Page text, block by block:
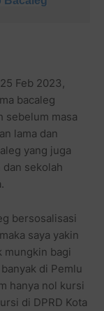
Feb 2023,
bacaleg
sebelum masa
lama dan
yang juga
sekolah
bersosalisasi
saya yakin
mungkin bagi
di Pemlu
hanya nol kursi
di DPRD Kota